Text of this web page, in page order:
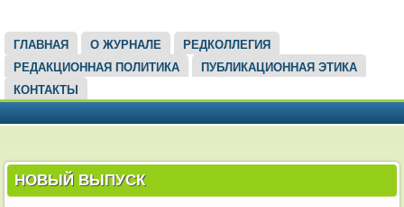
ГЛАВНОЕ МЕНЮ
ГЛАВНАЯ О ЖУРНАЛЕ
РЕДКОЛЛЕГИЯ
РЕДАКЦИОННАЯ ПОЛИТИКА
ПУБЛИКАЦИОННАЯ ЭТИКА
КОНТАКТЫ
НОВЫЙ ВЫПУСК